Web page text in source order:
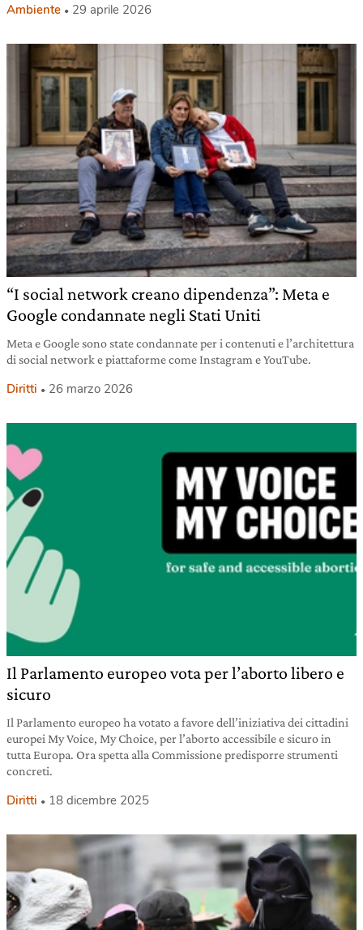
Ambiente 29 aprile 2026
“I social network creano dipendenza”: Meta e
Google condannate negli Stati Uniti
Meta e Google sono state condannate per i contenuti e l’architettura
di social network e piattaforme come Instagram e YouTube.
Diritti 26 marzo 2026
Il Parlamento europeo vota per l’aborto libero e
sicuro
Il Parlamento europeo ha votato a favore dell’iniziativa dei cittadini
europei My Voice, My Choice, per l’aborto accessibile e sicuro in
tutta Europa. Ora spetta alla Commissione predisporre strumenti
concreti.
Diritti 18 dicembre 2025